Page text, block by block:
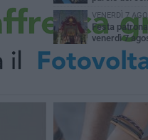
VENERDÌ 7
Festa
venerdì 7